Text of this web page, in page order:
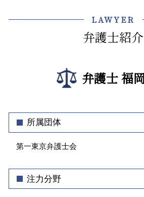
クレーマー 不当要求 弁護士
介護 契約トラブル 弁護士
不動産トラブル 法律相談
相続 不動産トラブル
マンション 売買 契約書
賃貸 立ち退き料
土地 契約書
明け渡し
秘密保持 契約書
セクハラ 加害者
弁護士 顧問 契約書
法人 顧問弁護士
事業継承 契約書
クレーム対応 マニュアル
顧問弁護士とは
不動産トラブル 弁護士 相談
法律問題 弁護士 相談 牛込神
不動産トラブル 弁護士 相談
債権回収 弁護士 相談 牛込
不動産トラブル 弁護士 相談
顧問弁護士 弁護士 相談 牛
不動産トラブル 弁護士 相談
介護事業トラブル 弁護士 相
企業法務 弁護士 相談 飯田
LAWYER
弁護士紹介
弁護士 福
所属団体
第一東京弁護士会
注力分野